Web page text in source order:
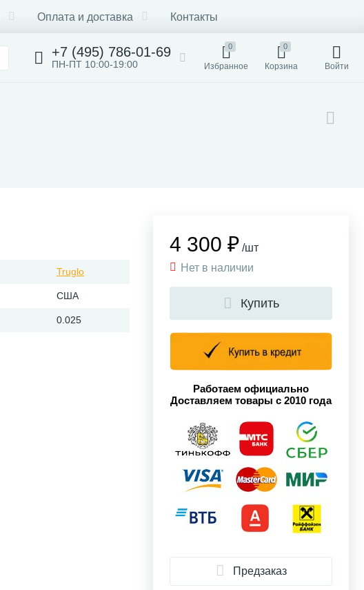
Оплата и доставка Контакты
+7 (495) 786-01-69
ПН-ПТ 10:00-19:00
0
Избранное
0
Корзина Войти
Truglo
США
0.025
4 300 ₽ /шт
Нет в наличии
Купить
Работаем официально
Доставляем товары с 2010 года
Предзаказ